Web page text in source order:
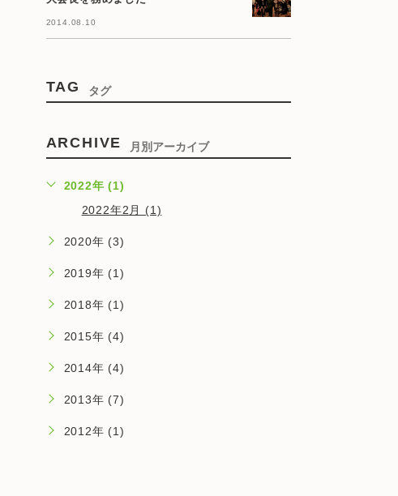
2014.08.10
TAG タグ
ARCHIVE 月別アーカイブ
2022年 (1)
2022年2月 (1)
2020年 (3)
2019年 (1)
2018年 (1)
2015年 (4)
2014年 (4)
2013年 (7)
2012年 (1)